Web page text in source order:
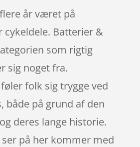
år været på
cykeldele. Batterier &
som rigtig
sig noget fra.
folk sig trygge ved
både på grund af den
deres lange historie.
på her kommer med